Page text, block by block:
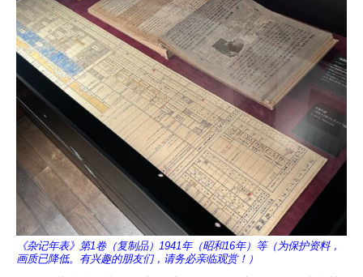
《杂记年表》第1卷（复制品）1941年（昭和16年）等（为保护资料，
画质已降低。有兴趣的朋友们，请务必亲临观赏！）